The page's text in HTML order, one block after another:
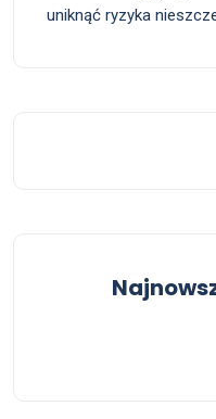
uniknąć ryzyka